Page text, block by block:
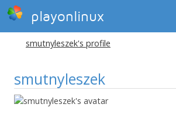
playonlinux
smutnyleszek's profile
smutnyleszek